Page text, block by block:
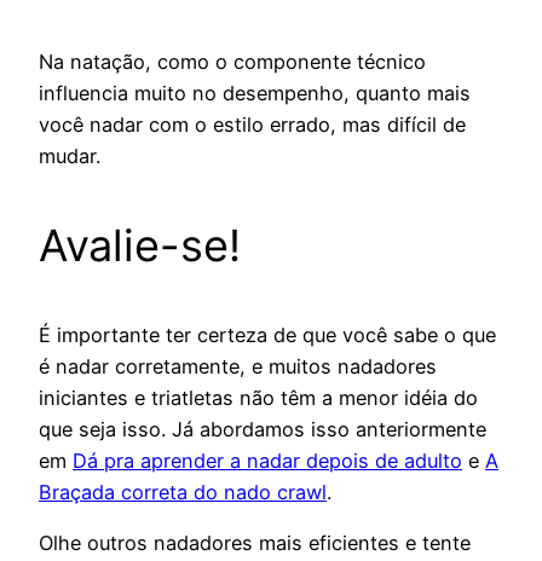
Na natação, como o componente técnico
influencia muito no desempenho, quanto mais
você nadar com o estilo errado, mas difícil de
mudar.
Avalie-se!
É importante ter certeza de que você sabe o que
é nadar corretamente, e muitos nadadores
iniciantes e triatletas não têm a menor idéia do
que seja isso. Já abordamos isso anteriormente
em Dá pra aprender a nadar depois de adulto e A
Braçada correta do nado crawl.
Olhe outros nadadores mais eficientes e tente